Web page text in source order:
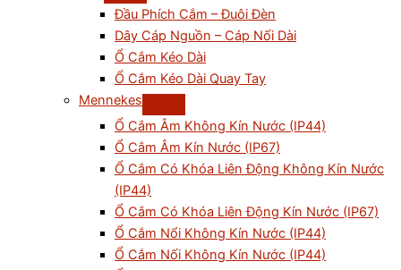
Đầu Phích Cắm – Đuôi Đèn
Dây Cáp Nguồn – Cáp Nối Dài
Ổ Cắm Kéo Dài
Ổ Cắm Kéo Dài Quay Tay
Mennekes
Ổ Cắm Âm Không Kín Nước (IP44)
Ổ Cắm Âm Kín Nước (IP67)
Ổ Cắm Có Khóa Liên Động Không Kín Nước
(IP44)
Ổ Cắm Có Khóa Liên Động Kín Nước (IP67)
Ổ Cắm Nổi Không Kín Nước (IP44)
Ổ Cắm Nối Không Kín Nước (IP44)